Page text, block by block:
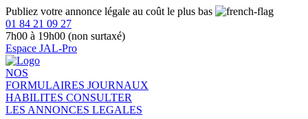
Publiez votre annonce légale au coût le plus bas
01 84 21 09 27
7h00 à 19h00 (non surtaxé)
Espace JAL-Pro
NOS
FORMULAIRES JOURNAUX
HABILITES CONSULTER
LES ANNONCES LEGALES